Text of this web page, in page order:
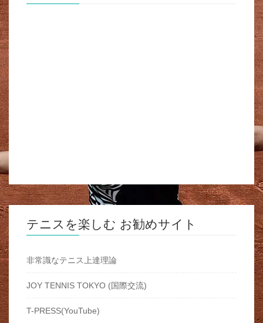
テニスを楽しむ お勧めサイト
非常識なテニス上達理論
JOY TENNIS TOKYO (国際交流)
T-PRESS(YouTube)